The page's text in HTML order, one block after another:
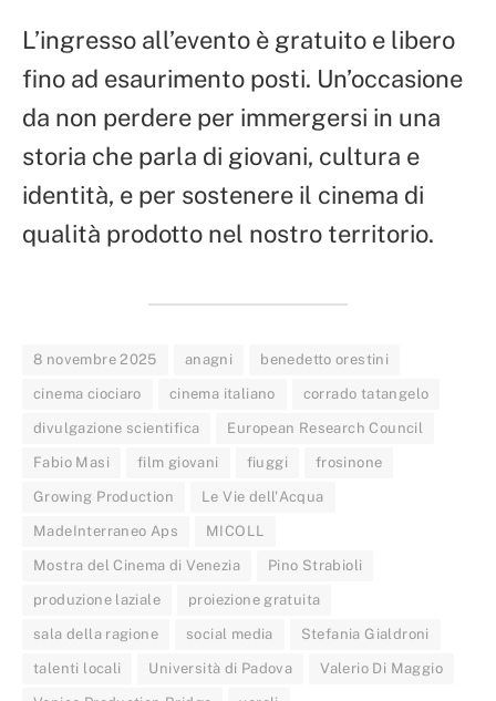
L’ingresso all’evento è gratuito e libero
fino ad esaurimento posti. Un’occasione
da non perdere per immergersi in una
storia che parla di giovani, cultura e
identità, e per sostenere il cinema di
qualità prodotto nel nostro territorio.
8 novembre 2025 anagni benedetto orestini
cinema ciociaro cinema italiano corrado tatangelo
divulgazione scientifica European Research Council
Fabio Masi film giovani fiuggi frosinone
Growing Production Le Vie dell'Acqua
MadeInterraneo Aps MICOLL
Mostra del Cinema di Venezia Pino Strabioli
produzione laziale proiezione gratuita
sala della ragione social media Stefania Gialdroni
talenti locali Università di Padova Valerio Di Maggio